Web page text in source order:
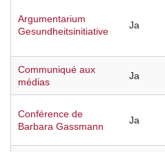
Argumentarium
Gesundheitsinitiative
Ja
Communiqué aux
médias
Ja
Conférence de
Barbara Gassmann
Ja